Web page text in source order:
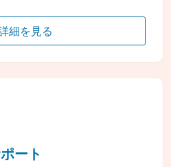
細を見る
ート